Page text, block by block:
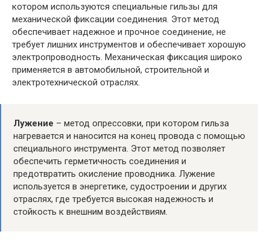
котором используются специальные гильзы для
механической фиксации соединения. Этот метод
обеспечивает надежное и прочное соединение, не
требует лишних инструментов и обеспечивает хорошую
электропроводность. Механическая фиксация широко
применяется в автомобильной, строительной и
электротехнической отраслях.
Лужение – метод опрессовки, при котором гильза
нагревается и наносится на конец провода с помощью
специального инструмента. Этот метод позволяет
обеспечить герметичность соединения и
предотвратить окисление проводника. Лужение
используется в энергетике, судостроении и других
отраслях, где требуется высокая надежность и
стойкость к внешним воздействиям.